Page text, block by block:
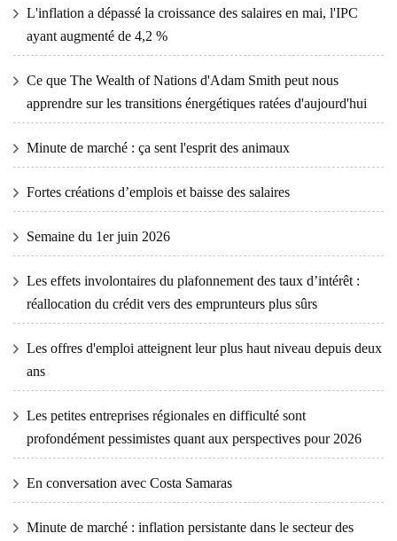
L'inflation a dépassé la croissance des salaires en mai, l'IPC
ayant augmenté de 4,2 %
Ce que The Wealth of Nations d'Adam Smith peut nous
apprendre sur les transitions énergétiques ratées d'aujourd'hui
Minute de marché : ça sent l'esprit des animaux
Fortes créations d’emplois et baisse des salaires
Semaine du 1er juin 2026
Les effets involontaires du plafonnement des taux d’intérêt :
réallocation du crédit vers des emprunteurs plus sûrs
Les offres d'emploi atteignent leur plus haut niveau depuis deux
ans
Les petites entreprises régionales en difficulté sont
profondément pessimistes quant aux perspectives pour 2026
En conversation avec Costa Samaras
Minute de marché : inflation persistante dans le secteur des